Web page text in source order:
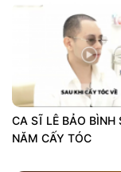
CA SĨ LÊ BẢO BÌNH
NĂM CẤY TÓC